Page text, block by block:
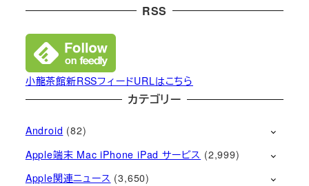
RSS
小龍茶館新RSSフィードURLはこちら
カテゴリー
Android (82)
Apple端末 Mac iPhone iPad サービス (2,999)
Apple関連ニュース (3,650)